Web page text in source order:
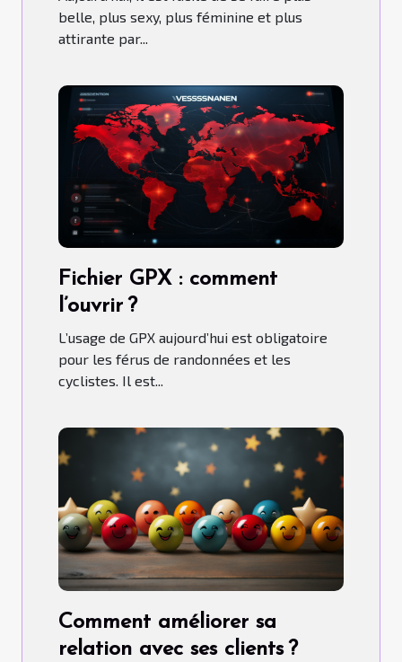
belle, plus sexy, plus féminine et plus
attirante par...
Fichier GPX : comment
l’ouvrir ?
L’usage de GPX aujourd’hui est obligatoire
pour les férus de randonnées et les
cyclistes. Il est...
Comment améliorer sa
relation avec ses clients ?